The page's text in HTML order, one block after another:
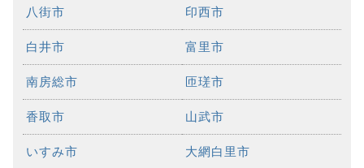
八街市 印西市
白井市 富里市
南房総市 匝瑳市
香取市 山武市
いすみ市 大網白里市